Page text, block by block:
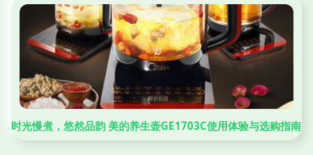
时光慢煮，悠然品韵 美的养生壶GE1703C使用体验与选购指南